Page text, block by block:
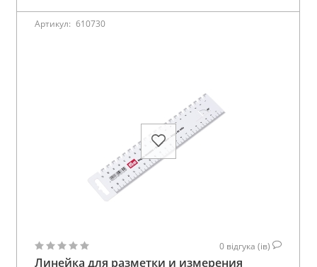
Артикул: 610730
0 відгука (ів)
Линейка для разметки и измерения